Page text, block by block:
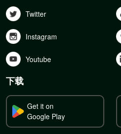
Twitter
Instagram
Youtube
下载
Get it on
Google Play